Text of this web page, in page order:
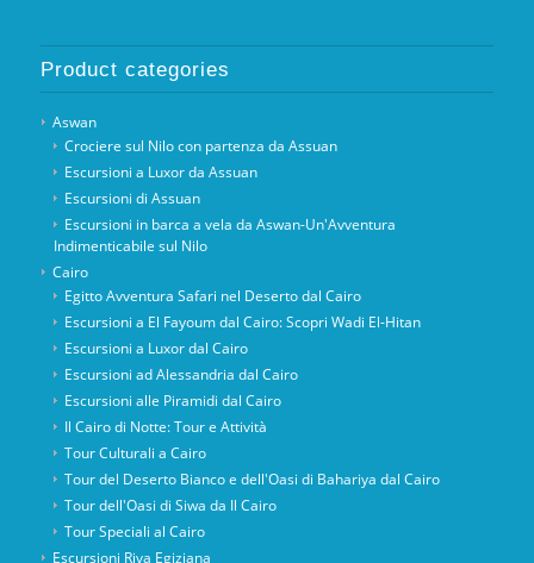
Product categories
Aswan
Crociere sul Nilo con partenza da Assuan
Escursioni a Luxor da Assuan
Escursioni di Assuan
Escursioni in barca a vela da Aswan-Un'Avventura
Indimenticabile sul Nilo
Cairo
Egitto Avventura Safari nel Deserto dal Cairo
Escursioni a El Fayoum dal Cairo: Scopri Wadi El-Hitan
Escursioni a Luxor dal Cairo
Escursioni ad Alessandria dal Cairo
Escursioni alle Piramidi dal Cairo
Il Cairo di Notte: Tour e Attività
Tour Culturali a Cairo
Tour del Deserto Bianco e dell'Oasi di Bahariya dal Cairo
Tour dell'Oasi di Siwa da Il Cairo
Tour Speciali al Cairo
Escursioni Riva Egiziana